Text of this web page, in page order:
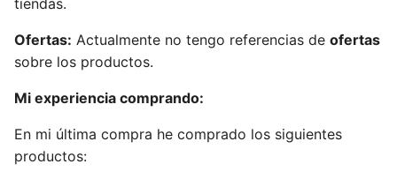
tiendas.
Ofertas: Actualmente no tengo referencias de ofertas
sobre los productos.
Mi experiencia comprando:
En mi última compra he comprado los siguientes
productos: